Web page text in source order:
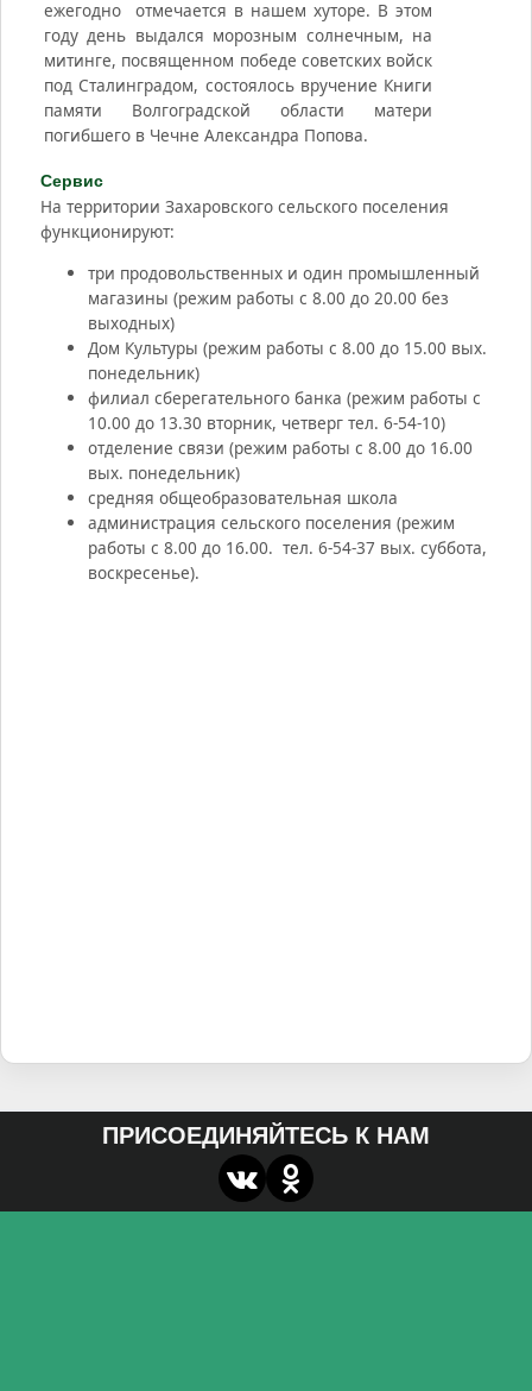
ежегодно отмечается в нашем хуторе. В этом
году день выдался морозным солнечным, на
митинге, посвященном победе советских войск
под Сталинградом, состоялось вручение Книги
памяти Волгоградской области матери
погибшего в Чечне Александра Попова.
Сервис
На территории Захаровского сельского поселения
функционируют:
три продовольственных и один промышленный
магазины (режим работы с 8.00 до 20.00 без
выходных)
Дом Культуры (режим работы с 8.00 до 15.00 вых.
понедельник)
филиал сберегательного банка (режим работы с
10.00 до 13.30 вторник, четверг тел. 6-54-10)
отделение связи (режим работы с 8.00 до 16.00
вых. понедельник)
средняя общеобразовательная школа
администрация сельского поселения (режим
работы с 8.00 до 16.00. тел. 6-54-37 вых. суббота,
воскресенье).
ПРИСОЕДИНЯЙТЕСЬ К НАМ